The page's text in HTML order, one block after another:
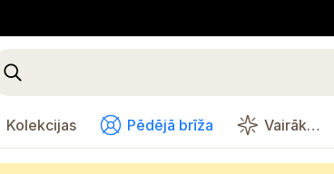
Kolekcijas Pēdējā brīža Vairāk…